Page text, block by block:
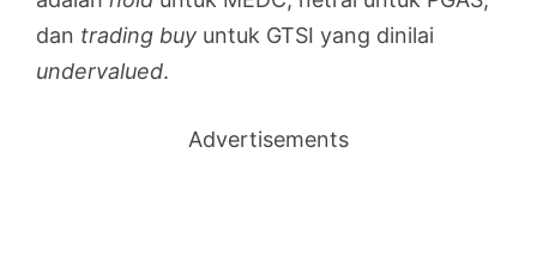
dan trading buy untuk GTSI yang dinilai
undervalued.
Advertisements